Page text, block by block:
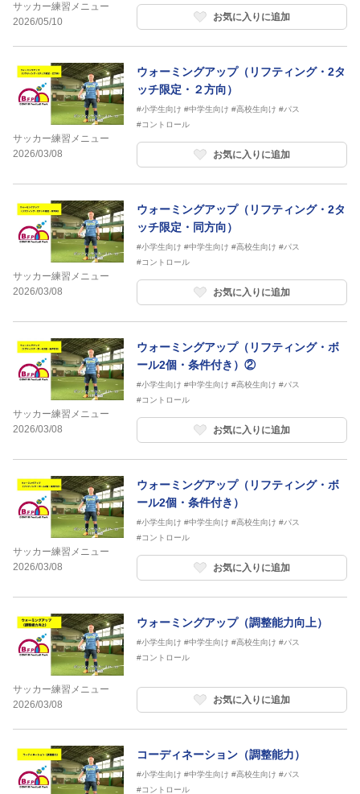
サッカー練習メニュー
2026/05/10
お気に入りに追加
サッカー練習メニュー
2026/03/08
ウォーミングアップ（リフティング・2タ
ッチ限定・２方向）
#小学生向け #中学生向け #高校生向け #パス
#コントロール
お気に入りに追加
サッカー練習メニュー
2026/03/08
ウォーミングアップ（リフティング・2タ
ッチ限定・同方向）
#小学生向け #中学生向け #高校生向け #パス
#コントロール
お気に入りに追加
サッカー練習メニュー
2026/03/08
ウォーミングアップ（リフティング・ボ
ール2個・条件付き）②
#小学生向け #中学生向け #高校生向け #パス
#コントロール
お気に入りに追加
サッカー練習メニュー
2026/03/08
ウォーミングアップ（リフティング・ボ
ール2個・条件付き）
#小学生向け #中学生向け #高校生向け #パス
#コントロール
お気に入りに追加
サッカー練習メニュー
2026/03/08
ウォーミングアップ（調整能力向上）
#小学生向け #中学生向け #高校生向け #パス
#コントロール
お気に入りに追加
コーディネーション（調整能力）
#小学生向け #中学生向け #高校生向け #パス
#コントロール